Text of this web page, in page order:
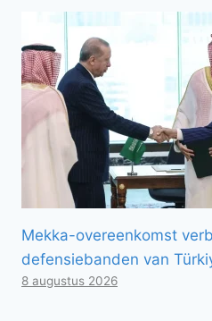
Mekka-overeenkomst
defensiebanden van
8 augustus 2026